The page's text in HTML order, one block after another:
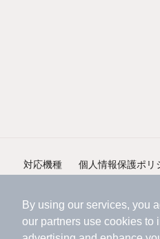
By using our services, you
our partners use cookies to
対応機種 個人情報保護ポリ